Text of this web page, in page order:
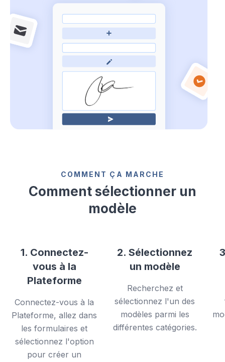
COMMENT ÇA MARCHE
Comment sélectionner un
modèle
1. Connectez-
vous à la
Plateforme
Connectez-vous à la
Plateforme, allez dans
les formulaires et
sélectionnez l'option
pour créer un
2. Sélectionnez
un modèle
Recherchez et
sélectionnez l'un des
modèles parmi les
différentes catégories.